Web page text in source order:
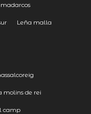
Leña malla
molins de rei
camp